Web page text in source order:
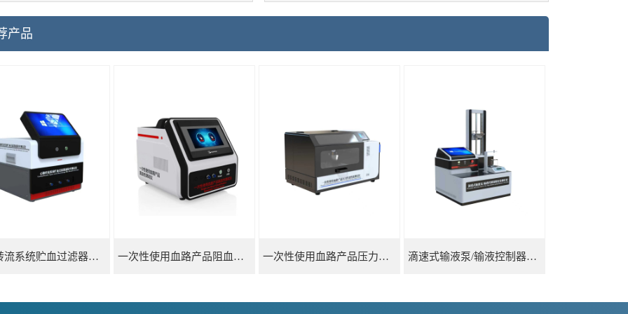
产品
心肺转流系统贮血过滤器滤除率测试仪 一次性使用血路产品阻血性测试仪 一次性使用血路产品压力传递性能测试仪 滴速式输液泵/输液控制器精度检测装置